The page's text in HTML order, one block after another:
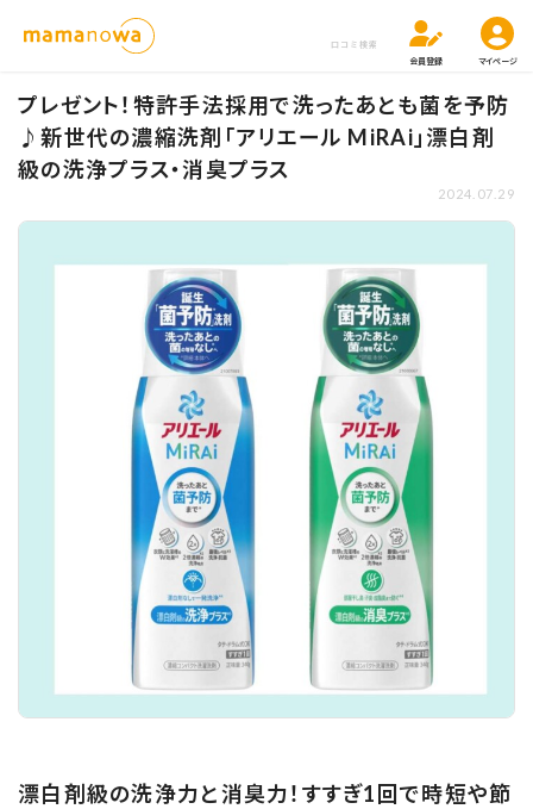
口コミ検索
会員登録
マイページ
プレゼント！特許手法採用で洗ったあとも菌を予防
♪新世代の濃縮洗剤「アリエール MiRAi」漂白剤
級の洗浄プラス・消臭プラス
2024.07.29
漂白剤級の洗浄力と消臭力！すすぎ1回で時短や節